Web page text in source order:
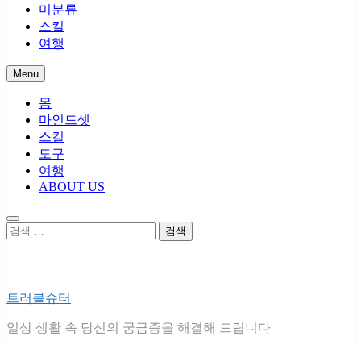
미분류
스킬
여행
Menu
몸
마인드셋
스킬
도구
여행
ABOUT US
검
트러블슈터
일상 생활 속 당신의 궁금증을 해결해 드립니다